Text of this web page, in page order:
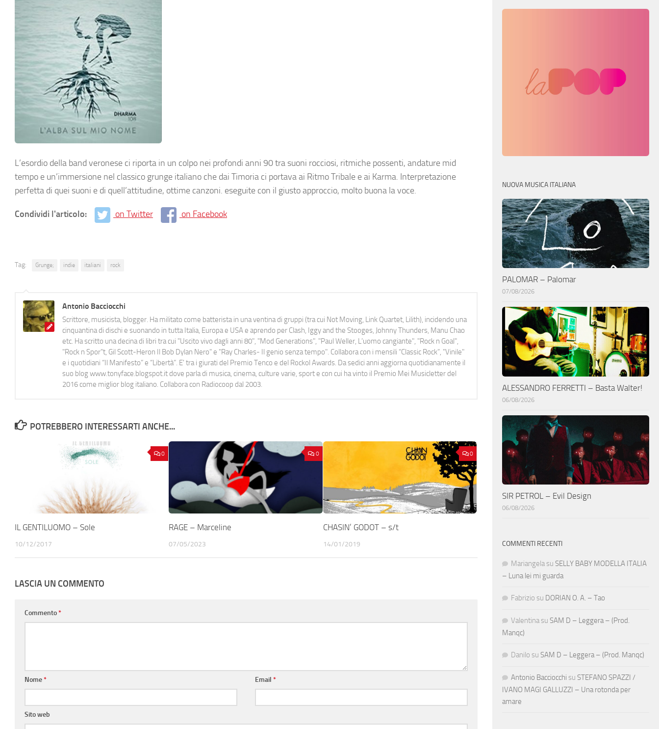
L’esordio della band veronese ci riporta in un colpo nei profondi anni 90 tra suoni rocciosi, ritmiche possenti, andature mid
tempo e un’immersione nel classico grunge italiano che dai Timoria ci portava ai Ritmo Tribale e ai Karma. Interpretazione
perfetta di quei suoni e di quell’attitudine, ottime canzoni. eseguite con il giusto approccio, molto buona la voce.
Condividi l'articolo: on Twitter on Facebook
Tag: Grunge; indie italiani rock
Antonio Bacciocchi
Scrittore, musicista, blogger. Ha militato come batterista in una ventina di gruppi (tra cui Not Moving, Link Quartet, Lilith), incidendo una
cinquantina di dischi e suonando in tutta Italia, Europa e USA e aprendo per Clash, Iggy and the Stooges, Johnny Thunders, Manu Chao
etc. Ha scritto una decina di libri tra cui "Uscito vivo dagli anni 80", "Mod Generations", "Paul Weller, L’uomo cangiante", "Rock n Goal",
"Rock n Spor"t, Gil Scott-Heron Il Bob Dylan Nero" e "Ray Charles- Il genio senza tempo". Collabora con i mensili “Classic Rock”, "Vinile"
e i quotidiani “Il Manifesto” e “Libertà”. E' tra i giurati del Premio Tenco e del Rockol Awards. Da sedici anni aggiorna quotidianamente il
suo blog www.tonyface.blogspot.it dove parla di musica, cinema, culture varie, sport e con cui ha vinto il Premio Mei Musicletter del
2016 come miglior blog italiano. Collabora con Radiocoop dal 2003.
POTREBBERO INTERESSARTI ANCHE...
0
IL GENTILUOMO – Sole
10/12/2017
0
RAGE – Marceline
07/05/2023
0
CHASIN’ GODOT – s/t
14/01/2019
LASCIA UN COMMENTO
Commento*
Nome* Email*
Sito web
NUOVA MUSICA ITALIANA
PALOMAR – Palomar
07/08/2026
ALESSANDRO FERRETTI – Basta Walter!
06/08/2026
SIR PETROL – Evil Design
06/08/2026
COMMENTI RECENTI
Mariangela su SELLY BABY MODELLA ITALIA
– Luna lei mi guarda
Fabrizio su DORIAN O. A. – Tao
Valentina su SAM D – Leggera – (Prod.
Manqc)
Danilo su SAM D – Leggera – (Prod. Manqc)
Antonio Bacciocchi su STEFANO SPAZZI /
IVANO MAGI GALLUZZI – Una rotonda per
amare